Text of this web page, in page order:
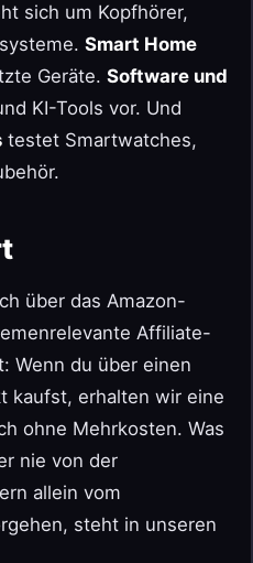
sich um Kopfhörer,
Smart Home
Geräte. Software und
KI-Tools vor. Und
testet Smartwatches,
über das Amazon-
Affiliate-
Wenn du über einen
kaufst, erhalten wir eine
ohne Mehrkosten. Was
nie von der
allein vom
steht in unseren